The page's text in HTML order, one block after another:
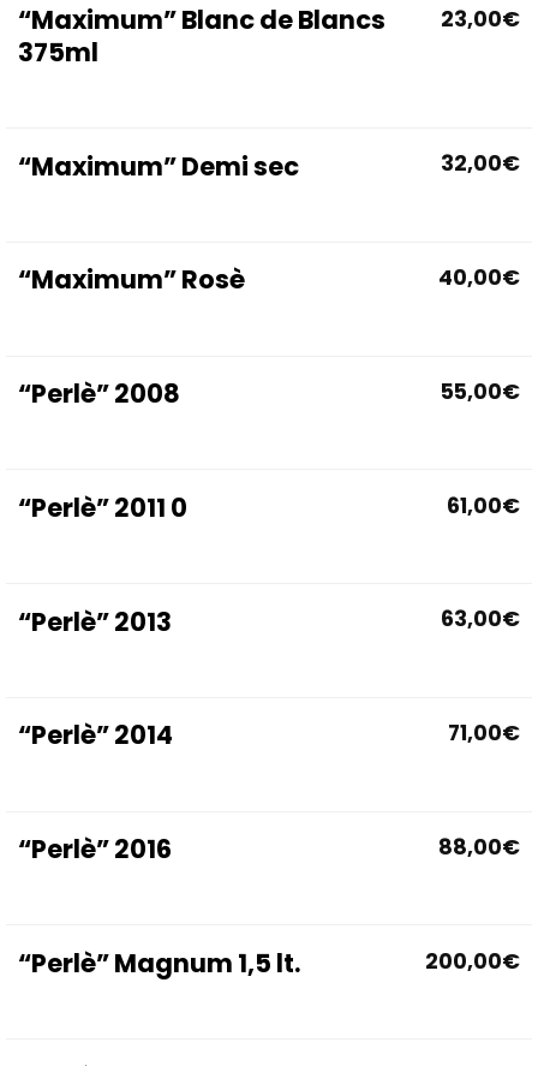
“Maximum” Blanc de Blancs
375ml
23,00€
“Maximum” Demi sec 32,00€
“Maximum” Rosè 40,00€
“Perlè” 2008 55,00€
“Perlè” 2011 0 61,00€
“Perlè” 2013 63,00€
“Perlè” 2014 71,00€
“Perlè” 2016 88,00€
“Perlè” Magnum 1,5 lt. 200,00€